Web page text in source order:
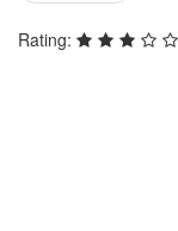
Rating: